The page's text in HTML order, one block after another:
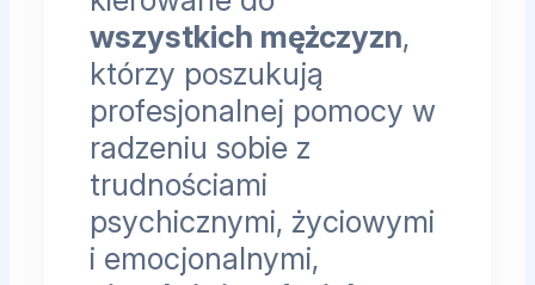
wszystkich mężczyzn,
którzy poszukują
profesjonalnej pomocy w
radzeniu sobie z
trudnościami
psychicznymi, życiowymi
i emocjonalnymi,